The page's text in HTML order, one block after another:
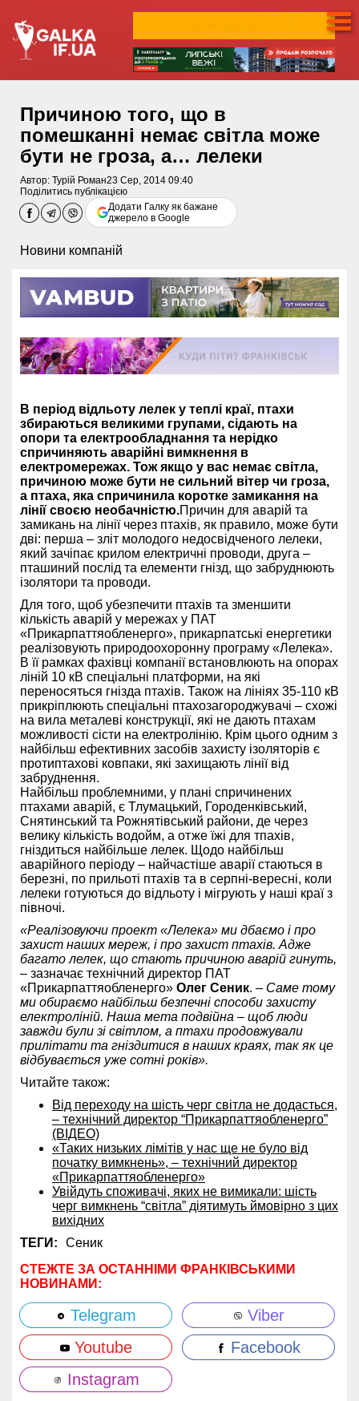
Причиною того, що в
помешканні немає світла може
бути не гроза, а… лелеки
Автор: Турій Роман23 Сер, 2014 09:40
Поділитись публікацією
Додати Галку як бажане
джерело в Google
Новини компаній
В період відльоту лелек у теплі краї, птахи
збираються великими групами, сідають на
опори та електрообладнання та нерідко
спричиняють аварійні вимкнення в
електромережах. Тож якщо у вас немає світла,
причиною може бути не сильний вітер чи гроза,
а птаха, яка спричинила коротке замикання на
лінії своєю необачністю.Причин для аварій та
замикань на лінії через птахів, як правило, може бути
дві: перша – зліт молодого недосвідченого лелеки,
який зачіпає крилом електричні проводи, друга –
пташиний послід та елементи гнізд, що забруднюють
ізолятори та проводи.
Для того, щоб убезпечити птахів та зменшити
кількість аварій у мережах у ПАТ
«Прикарпаттяобленерго», прикарпатські енергетики
реалізовують природоохоронну програму «Лелека».
В її рамках фахівці компанії встановлюють на опорах
ліній 10 кВ спеціальні платформи, на які
переносяться гнізда птахів. Також на лініях 35-110 кВ
прикріплюють спеціальні птахозагороджувачі – схожі
на вила металеві конструкції, які не дають птахам
можливості сісти на електролінію. Крім цього одним з
найбільш ефективних засобів захисту ізоляторів є
протиптахові ковпаки, які захищають лінії від
забруднення.
Найбільш проблемними, у плані спричинених
птахами аварій, є Тлумацький, Городенківський,
Снятинський та Рожнятівський райони, де через
велику кількість водойм, а отже їжі для тпахів,
гніздиться найбільше лелек. Щодо найбільш
аварійного періоду – найчастіше аварії стаються в
березні, по прильоті птахів та в серпні-вересні, коли
лелеки готуються до відльоту і мігрують у наші краї з
півночі.
«Реалізовуючи проект «Лелека» ми дбаємо і про
захист наших мереж, і про захист птахів. Адже
багато лелек, що стають причиною аварій гинуть,
– зазначає технічний директор ПАТ
«Прикарпаттяобленерго» Олег Сеник. – Саме тому
ми обираємо найбільш безпечні способи захисту
електроліній. Наша мета подвійна – щоб люди
завжди були зі світлом, а птахи продовжували
прилітати та гніздитися в наших краях, так як це
відбувається уже сотні років».
Читайте також:
Від переходу на шість черг світла не додасться,
– технічний директор “Прикарпаттяобленерго”
(ВІДЕО)
«Таких низьких лімітів у нас ще не було від
початку вимкнень», – технічний директор
«Прикарпаттяобленерго»
Увійдуть споживачі, яких не вимикали: шість
черг вимкнень “світла” діятимуть ймовірно з цих
вихідних
ТЕГИ:
Сеник
СТЕЖТЕ ЗА ОСТАННІМИ ФРАНКІВСЬКИМИ
НОВИНАМИ:
Telegram
Viber
Youtube
Facebook
Instagram